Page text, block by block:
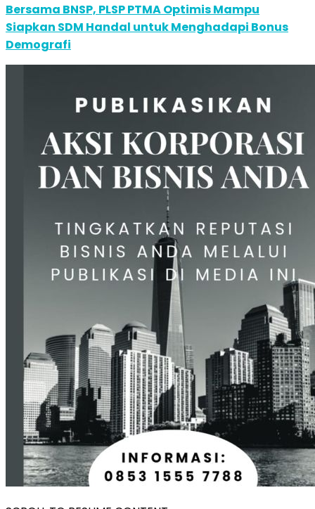
Bersama BNSP, PLSP PTMA Optimis Mampu
Siapkan SDM Handal untuk Menghadapi Bonus
Demografi